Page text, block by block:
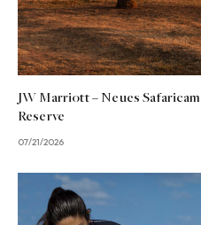
JW Marriott – Neues
Reserve
07/21/2026